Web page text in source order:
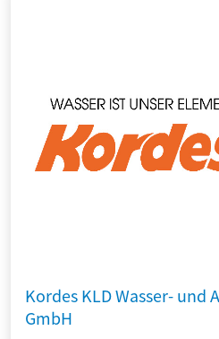
Kordes KLD Wasser- und
GmbH